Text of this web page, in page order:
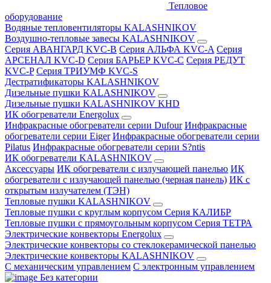
Тепловое
оборудование
Водяные тепловентиляторы KALASHNIKOV
Воздушно-тепловые завесы KALASHNIKOV
Серия АВАНГАРД KVC-B Серия АЛЬФА KVC-A Серия
АРСЕНАЛ KVC-D Серия БАРЬЕР KVC-C Серия РЕДУТ
KVC-P Серия ТРИУМФ KVC-S
Дестратификаторы KALASHNIKOV
Дизельные пушки KALASHNIKOV
Дизельные пушки KALASHNIKOV KHD
ИК обогреватели Energolux
Инфракрасные обогреватели серии Dufour Инфракрасные
обогреватели серии Eiger Инфракрасные обогреватели серии
Pilatus Инфракрасные обогреватели серии S?ntis
ИК обогреватели KALASHNIKOV
Аксессуары ИК обогреватели с излучающей панелью ИК
обогреватели с излучающей панелью (черная панель) ИК с
открытым излучателем (ТЭН)
Тепловые пушки KALASHNIKOV
Тепловые пушки с круглым корпусом Серия КАЛИБР
Тепловые пушки с прямоугольным корпусом Серия ТЕТРА
Электрические конвекторы Energolux
Электрические конвекторы со стеклокерамической панелью
Электрические конвекторы KALASHNIKOV
С механическим управлением С электронным управлением
Без категории